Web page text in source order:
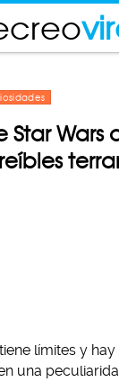
Star Wars
límites y
una